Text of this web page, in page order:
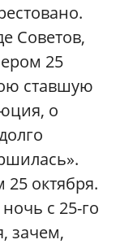
Советов,
25
ставшую
о
октября.
с 25-го
зачем,